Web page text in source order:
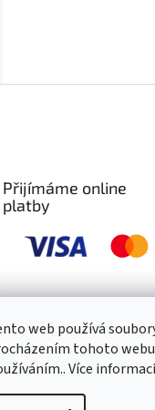
web používá
tohoto
Více
Přijímáme online
platby
rostliny pravidelně